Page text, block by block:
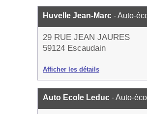
Huvelle Jean-Marc - Auto-
29 RUE JEAN JAURES
59124 Escaudain
Afficher les détails
Auto Ecole Leduc - Auto-